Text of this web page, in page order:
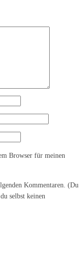
Browser für meinen
Kommentaren. (Du
selbst keinen